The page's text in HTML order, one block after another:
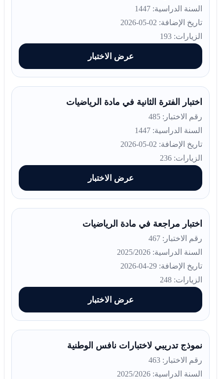
السنة الدراسية: 1447
تاريخ الإضافة: 02-05-2026
الزيارات: 193
عرض الاختبار
اختبار الفترة الثانية في مادة الرياضيات
رقم الاختبار: 485
السنة الدراسية: 1447
تاريخ الإضافة: 02-05-2026
الزيارات: 236
عرض الاختبار
اختبار مراجعة في مادة الرياضيات
رقم الاختبار: 467
السنة الدراسية: 2025/2026
تاريخ الإضافة: 29-04-2026
الزيارات: 248
عرض الاختبار
نموذج تدريبي لاختبارات نافس الوطنية
رقم الاختبار: 463
السنة الدراسية: 2025/2026